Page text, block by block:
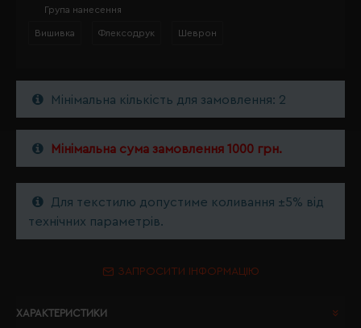
Група нанесення
Вишивка Флексодрук Шеврон
Мінімальна кількість для замовлення: 2
Мінімальна сума замовлення 1000 грн.
Для текстилю допустиме коливання ±5% від
технічних параметрів.
ЗАПРОСИТИ ІНФОРМАЦІЮ
ХАРАКТЕРИСТИКИ